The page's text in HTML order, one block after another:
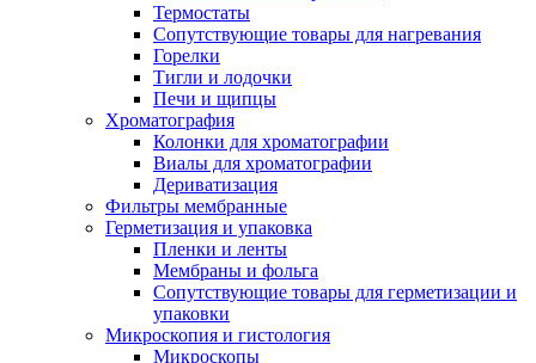
Термостаты
Сопутствующие товары для нагревания
Горелки
Тигли и лодочки
Печи и щипцы
Хроматография
Колонки для хроматографии
Виалы для хроматографии
Дериватизация
Фильтры мембранные
Герметизация и упаковка
Пленки и ленты
Мембраны и фольга
Сопутствующие товары для герметизации и
упаковки
Микроскопия и гистология
Микроскопы